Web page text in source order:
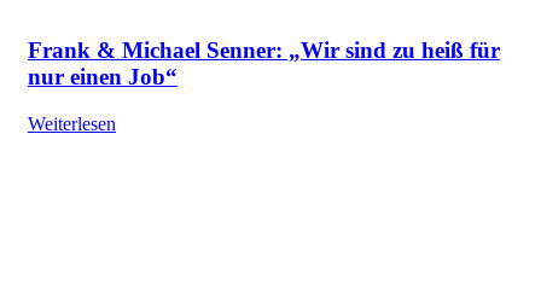
Frank & Michael Senner: „Wir sind zu heiß für
nur einen Job“
Weiterlesen